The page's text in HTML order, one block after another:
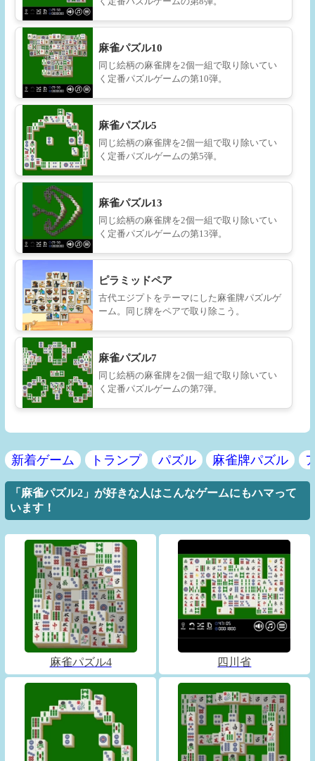
麻雀パズル10
同じ絵柄の麻雀牌を2個一組で取り除いてい
く定番パズルゲームの第10弾。
麻雀パズル5
同じ絵柄の麻雀牌を2個一組で取り除いてい
く定番パズルゲームの第5弾。
麻雀パズル13
同じ絵柄の麻雀牌を2個一組で取り除いてい
く定番パズルゲームの第13弾。
ピラミッドペア
古代エジプトをテーマにした麻雀牌パズルゲ
ーム。同じ牌をペアで取り除こう。
麻雀パズル7
同じ絵柄の麻雀牌を2個一組で取り除いてい
く定番パズルゲームの第7弾。
新着ゲーム トランプ パズル 麻雀牌パズル
「麻雀パズル2」が好きな人はこんなゲームにもハマって
います！
麻雀パズル4 四川省